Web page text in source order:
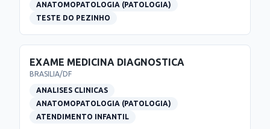
ANATOMOPATOLOGIA (PATOLOGIA)
TESTE DO PEZINHO
EXAME MEDICINA DIAGNOSTICA
BRASILIA/DF
ANALISES CLINICAS
ANATOMOPATOLOGIA (PATOLOGIA)
ATENDIMENTO INFANTIL